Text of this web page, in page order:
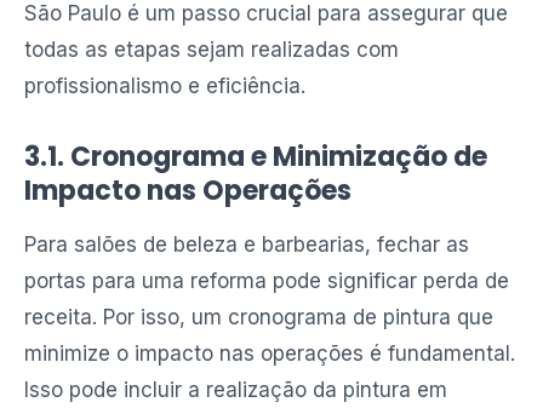
São Paulo é um passo crucial para assegurar que
todas as etapas sejam realizadas com
profissionalismo e eficiência.
3.1. Cronograma e Minimização de
Impacto nas Operações
Para salões de beleza e barbearias, fechar as
portas para uma reforma pode significar perda de
receita. Por isso, um cronograma de pintura que
minimize o impacto nas operações é fundamental.
Isso pode incluir a realização da pintura em